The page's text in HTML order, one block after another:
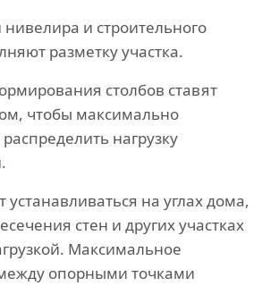
и строительного
разметку участка.
столбов ставят
чтобы максимально
нагрузку
устанавливаться на углах дома,
стен и других участках
Максимальное
опорными точками